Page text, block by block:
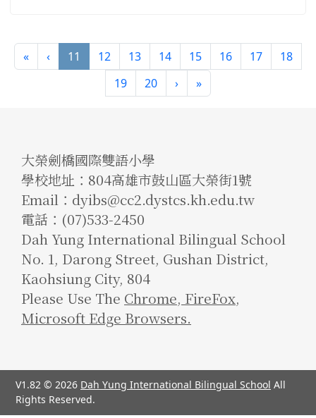
« ‹ 11 (current)
12 13 14 15 16 17
18
19
20 › »
大榮劍橋國際雙語小學
學校地址：804高雄市鼓山區大榮街1號
Email：dyibs@cc2.dystcs.kh.edu.tw
電話：(07)533-2450
Dah Yung International Bilingual School
No. 1, Darong Street, Gushan District,
Kaohsiung City, 804
Please Use The Chrome, FireFox,
Microsoft Edge Browsers.
V1.82 © 2026 Dah Yung International Bilingual School All
Rights Reserved.